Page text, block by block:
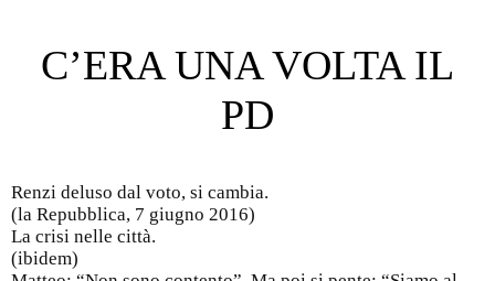
C’ERA UNA VOLTA IL
PD
Renzi deluso dal voto, si cambia.
(la Repubblica, 7 giugno 2016)
La crisi nelle città.
(ibidem)